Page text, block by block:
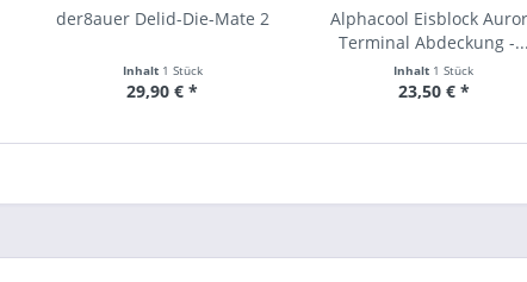
der8auer Delid-Die-Mate 2
Inhalt 1 Stück
29,90 € *
Alphacool Eisblock
Terminal Abdeckung -...
Inhalt 1 Stück
23,50 € *